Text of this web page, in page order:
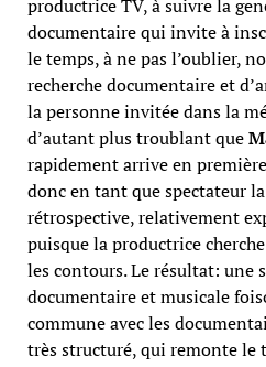
productrice TV, à suivre la
documentaire qui invite à
le temps, à ne pas l’oublier,
recherche documentaire et
la personne invitée dans la
d’autant plus troublant que
rapidement arrive en
donc en tant que spectateur
rétrospective, relativement
puisque la productrice
les contours. Le résultat: une
documentaire et musicale
commune avec les
très structuré, qui remonte le